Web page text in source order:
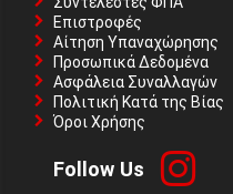
Επιστροφές
Αίτηση Υπαναχώρησης
Προσωπικά Δεδομένα
Ασφάλεια Συναλλαγών
Πολιτική Κατά της Βίας
Όροι Χρήσης
Follow Us